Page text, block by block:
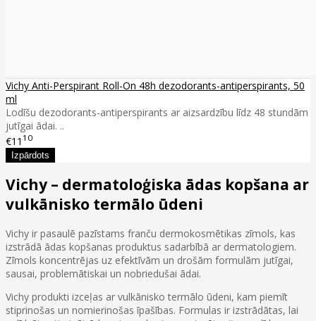
Vichy Anti-Perspirant Roll-On 48h dezodorants-antiperspirants, 50
ml
Lodīšu dezodorants-antiperspirants ar aizsardzību līdz 48 stundām
jutīgai ādai. ..
€11 10
Vichy – dermatoloģiska ādas kopšana ar
vulkānisko termālo ūdeni
Vichy ir pasaulē pazīstams franču dermokosmētikas zīmols, kas
izstrādā ādas kopšanas produktus sadarbībā ar dermatologiem.
Zīmols koncentrējas uz efektīvām un drošām formulām jutīgai,
sausai, problemātiskai un nobriedušai ādai.
Vichy produkti izceļas ar vulkānisko termālo ūdeni, kam piemīt
stiprinošas un nomierinošas īpašības. Formulas ir izstrādātas, lai